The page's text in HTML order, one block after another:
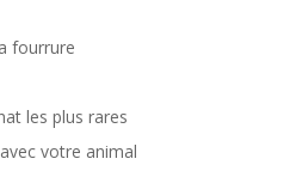
fourrure
les plus rares
votre animal